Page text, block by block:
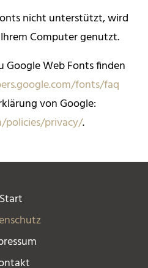
nicht unterstützt, wird
Computer genutzt.
Web Fonts finden
fonts/faq
von Google:
privacy/.
Navigation
überspringen
Start